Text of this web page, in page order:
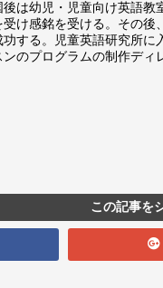
後は幼児・児童向け英語
け感銘を受ける。その後
功する。児童英語研究所に
ンのプログラムの制作デ
この記事を